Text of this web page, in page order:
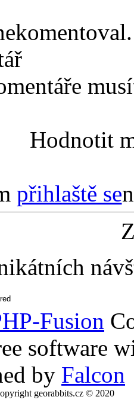
Hodnotit
přihlaště se
Fusion
software
by Falcon
georabbits.cz © 2020